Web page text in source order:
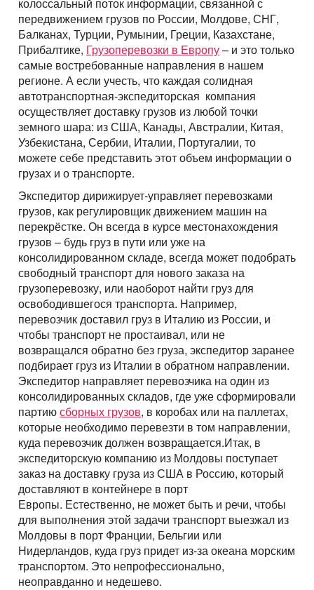
Cargo transportation with awning megatrialer – volume
105 cu
Awning platform Yumbo , volume – 100 cubic meters
Articulated lorry – automobile transporter, for
transporting
Transport for carrying oversize cargo
All-metal semitrailer. Isothermal body, 90 cubes
Container truck – container, 20 foot, 40 foot
Transport for carrying dangerous cargo ADR
Transport for carrying assorted lading, from 200 kg.
Грузовые авиа перевозки
Зерновозы, перевозка зерна
Автоперевозки спецтехники
Перевозки и доставка контейнеров
Размеры контейнеров
Стоимость морских перевозок
Перевозки морем по странам
Перевозим грузы по морю
Международные ж.д грузоперевозки
Типы ж.д. вагонов и контейнеров
Направления Ж.Д. перевозок
Стоимость перевозок ж.д вагонами
Ж.Д. вагоны, галерея
Доставка сборных грузов
Посылки и мелкие грузы
Стоимость перевозки посылок
Доставка посылки из и в Европу
Доставка посылки Страны СНГ
Посылки из Азии, и USA
Транспорт для доставки посылок
Все типы грузов
Авто грузы
Грузы для морских перевозок.
Грузы для Ж.Д. перевозок
Грузы для авиа перевозок
Add a transport
Все типы транспорта
Авто транспорт
Ж.Д. транспорт
Морской транспорт
Авиа транспорт
передвижением грузов по России, Молдове, СНГ,
Балканах, Турции, Румынии, Греции, Казахстане,
Прибалтике, Грузоперевозки в Европу– и это только
самые востребованные направления в нашем
регионе. А если учесть, что каждая солидная
автотранспортная-экспедиторская компания
осуществляет доставку грузов из любой точки
земного шара: из США, Канады, Австралии, Китая,
Узбекистана, Сербии, Италии, Португалии, то
можете себе представить этот объем информации о
грузах и о транспорте.
Экспедитор дирижирует-управляет перевозками
грузов, как регулировщик движением машин на
перекрёстке. Он всегда в курсе местонахождения
грузов – будь груз в пути или уже на
консолидированном складе, всегда может подобрать
свободный транспорт для нового заказа на
грузоперевозку, или наоборот найти груз для
освободившегося транспорта. Например,
перевозчик доставил груз в Италию из России, и
чтобы транспорт не простаивал, или не
возвращался обратно без груза, экспедитор заранее
подбирает груз из Италии в обратном направлении.
Экспедитор направляет перевозчика на один из
консолидированных складов, где уже сформировали
партиюсборных грузов, в коробах или на паллетах,
которые необходимо перевезти в том направлении,
куда перевозчик должен возвращается.Итак, в
экспедиторскую компанию из Молдовы поступает
заказ на доставку груза из США в Россию, который
доставляют в контейнере в порт
Европы. Естественно, не может быть и речи, чтобы
для выполнения этой задачи транспорт выезжал из
Молдовы в порт Франции, Бельгии или
Нидерландов, куда груз придет из-за океана морским
транспортом. Это непрофессионально,
неоправданно и недешево.
Contact person
Telephone
E-mail
By submitting an application, you agree to the processing
of personal data.
Contact person
Telephone
E-mail
By submitting an application, you agree to the processing
of personal data.